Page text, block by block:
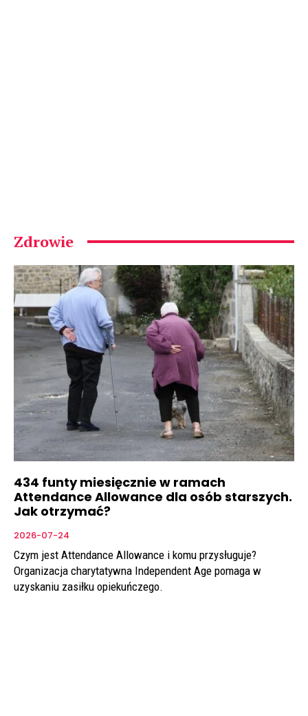
Zdrowie
434 funty miesięcznie w ramach
Attendance Allowance dla osób starszych.
Jak otrzymać?
2026-07-24
Czym jest Attendance Allowance i komu przysługuje?
Organizacja charytatywna Independent Age pomaga w
uzyskaniu zasiłku opiekuńczego.